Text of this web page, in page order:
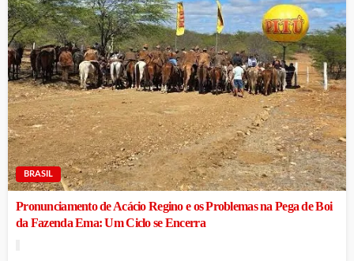
BRASIL
Pronunciamento de Acácio Regino e os Problemas na Pega de Boi
da Fazenda Ema: Um Ciclo se Encerra